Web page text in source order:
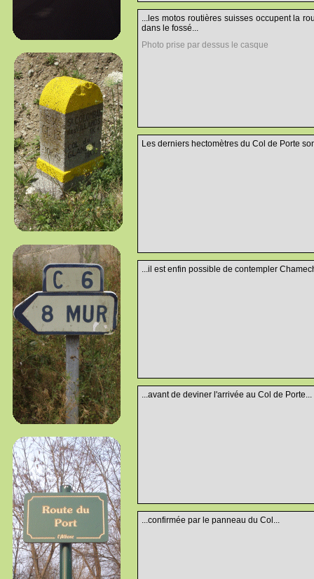
...les motos routières suisses occupent la
dans le fossé...
Photo prise par dessus le casque
Les derniers hectomètres du Col de Porte
...il est enfin possible de contempler
...avant de deviner l'arrivée au Col de Porte...
...confirmée par le panneau du Col...